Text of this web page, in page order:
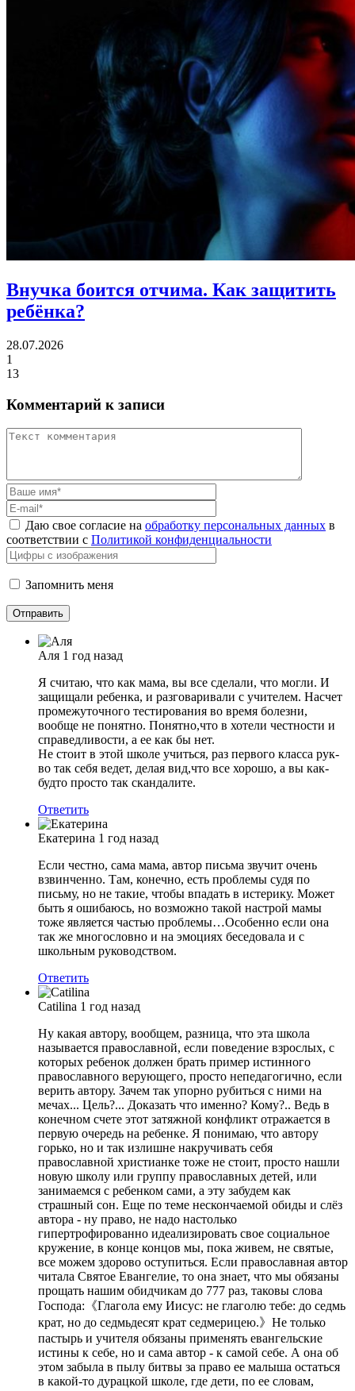
Внучка боится отчима. Как защитить
ребёнка?
28.07.2026
1
13
Комментарий к записи
Даю свое согласие на обработку персональных данных в
соответствии с Политикой конфиденциальности
Запомнить меня
Аля 1 год назад
Я считаю, что как мама, вы все сделали, что могли. И
защищали ребенка, и разговаривали с учителем. Насчет
промежуточного тестирования во время болезни,
вообще не понятно. Понятно,что в хотели честности и
справедливости, а ее как бы нет.
Не стоит в этой школе учиться, раз первого класса рук-
во так себя ведет, делая вид,что все хорошо, а вы как-
будто просто так скандалите.
Ответить
Екатерина 1 год назад
Если честно, сама мама, автор письма звучит очень
взвинченно. Там, конечно, есть проблемы судя по
письму, но не такие, чтобы впадать в истерику. Может
быть я ошибаюсь, но возможно такой настрой мамы
тоже является частью проблемы…Особенно если она
так же многословно и на эмоциях беседовала и с
школьным руководством.
Ответить
Catilina 1 год назад
Ну какая автору, вообщем, разница, что эта школа
называется православной, если поведение взрослых, с
которых ребенок должен брать пример истинного
православного верующего, просто непедагогично, если
верить автору. Зачем так упорно рубиться с ними на
мечах... Цель?... Доказать что именно? Кому?.. Ведь в
конечном счете этот затяжной конфликт отражается в
первую очередь на ребенке. Я понимаю, что автору
горько, но и так излишне накручивать себя
православной христианке тоже не стоит, просто нашли
новую школу или группу православных детей, или
занимаемся с ребенком сами, а эту забудем как
страшный сон. Еще по теме нескончаемой обиды и слёз
автора - ну право, не надо настолько
гипертрофированно идеализировать свое социальное
кружение, в конце концов мы, пока живем, не святые,
все можем здорово оступиться. Если православная автор
читала Святое Евангелие, то она знает, что мы обязаны
прощать нашим обидчикам до 777 раз, таковы слова
Господа:《Глагола ему Иисус: не глаголю тебе: до седмь
крат, но до седмьдесят крат седмерицею.》Не только
пастырь и учителя обязаны применять евангельские
истины к себе, но и сама автор - к самой себе. А она об
этом забыла в пылу битвы за право ее малыша остаться
в какой-то дурацкой школе, где дети, по ее словам,